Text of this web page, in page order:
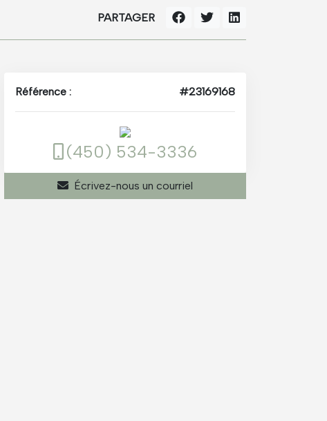
PARTAGER
Référence : #23169168
(450) 534-3336
Écrivez-nous un courriel